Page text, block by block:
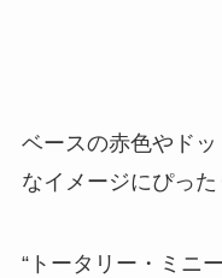
ベースの赤色やド
なイメージにぴった
“トータリー・ミニ